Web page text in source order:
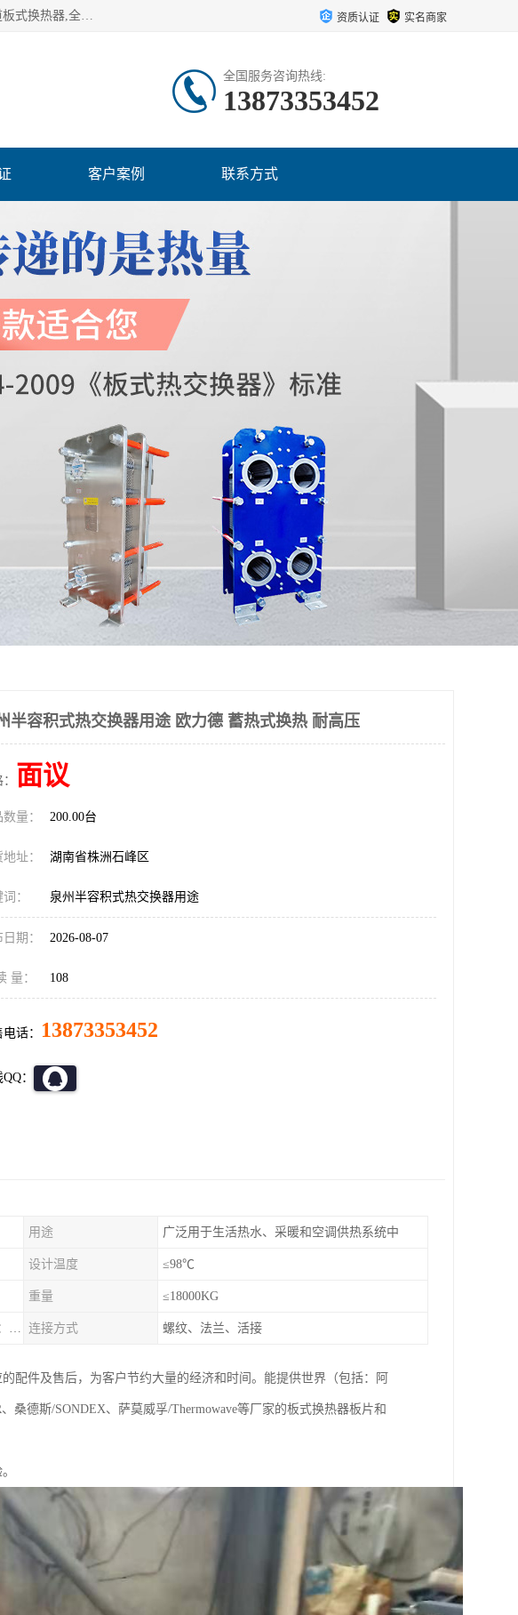
湖南欧力德换热实业有限公司生产换热设备,板式换热器,板式热交换器,板式换热器机组,卫生级板式换热器,宽流道板式换热器,全焊接板式换热器,钎焊板式换热器,钛材板式换热器,容积式换热器,盘管换热,不锈钢水箱,定压补水机组,变频供水机组等,用户覆盖：湖南、湖北、广西、广东、海南、云南、贵州等全国各地。 资质认证 实名商家
全国服务咨询热线:
13873353452
客户案例 联系方式
半容积式热交换器用途 欧力德 蓄热式换热 耐高压
面议
量： 200.00台
址： 湖南省株洲石峰区
： 泉州半容积式热交换器用途
期： 2026-08-07
量： 108
话： 13873353452
：
用途 广泛用于生活热水、采暖和空调供热系统中
设计温度 ≤98℃
重量 ≤18000KG
壳程材质：不锈钢、Q345R和碳钢 管程材质：紫铜和不锈钢 连接方式 螺纹、法兰、活接
配件及售后，为客户节约大量的经济和时间。能提供世界（包括：阿
桑德斯/SONDEX、萨莫威孚/Thermowave等厂家的板式换热器板片和